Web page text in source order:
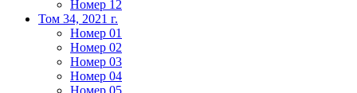
Номер 12
Том 34, 2021 г.
Номер 01
Номер 02
Номер 03
Номер 04
Номер 05